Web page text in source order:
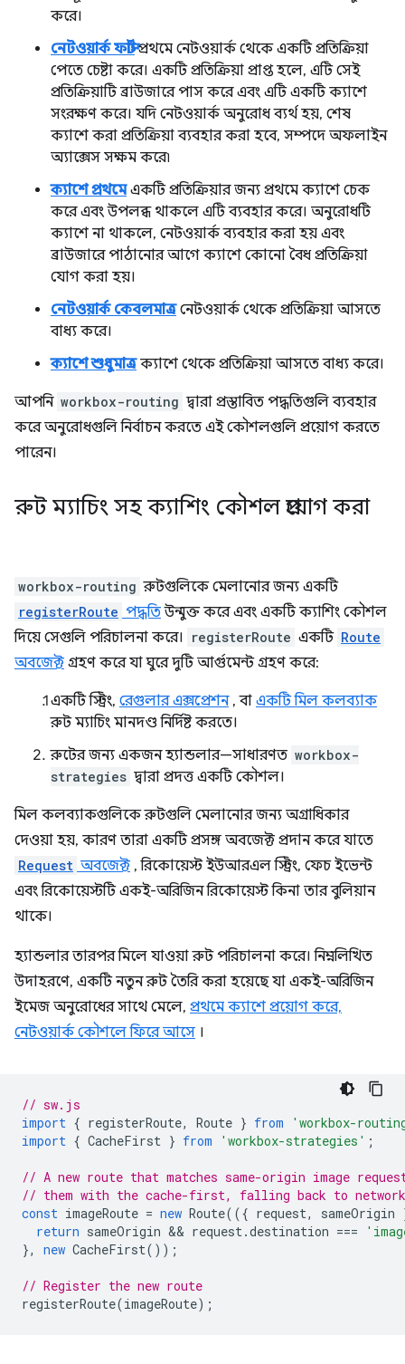
করে।
নেটওয়ার্ক ফার্স্টপ্রথমে নেটওয়ার্ক থেকে একটি প্রতিক্রিয়া
পেতে চেষ্টা করে। একটি প্রতিক্রিয়া প্রাপ্ত হলে, এটি সেই
প্রতিক্রিয়াটি ব্রাউজারে পাস করে এবং এটি একটি ক্যাশে
সংরক্ষণ করে। যদি নেটওয়ার্ক অনুরোধ ব্যর্থ হয়, শেষ
ক্যাশে করা প্রতিক্রিয়া ব্যবহার করা হবে, সম্পদে অফলাইন
অ্যাক্সেস সক্ষম করে৷
ক্যাশে প্রথমেএকটি প্রতিক্রিয়ার জন্য প্রথমে ক্যাশে চেক
করে এবং উপলব্ধ থাকলে এটি ব্যবহার করে। অনুরোধটি
ক্যাশে না থাকলে, নেটওয়ার্ক ব্যবহার করা হয় এবং
ব্রাউজারে পাঠানোর আগে ক্যাশে কোনো বৈধ প্রতিক্রিয়া
যোগ করা হয়।
নেটওয়ার্ক কেবলমাত্রনেটওয়ার্ক থেকে প্রতিক্রিয়া আসতে
বাধ্য করে।
ক্যাশে শুধুমাত্রক্যাশে থেকে প্রতিক্রিয়া আসতে বাধ্য করে।
আপনি workbox-routing দ্বারা প্রস্তাবিত পদ্ধতিগুলি ব্যবহার
করে অনুরোধগুলি নির্বাচন করতে এই কৌশলগুলি প্রয়োগ করতে
পারেন।
রুট ম্যাচিং সহ ক্যাশিং কৌশল প্রয়োগ করা
workbox-routing রুটগুলিকে মেলানোর জন্য একটি
registerRoute পদ্ধতিউন্মুক্ত করে এবং একটি ক্যাশিং কৌশল
দিয়ে সেগুলি পরিচালনা করে। registerRoute একটি Route
অবজেক্ট গ্রহণ করে যা ঘুরে দুটি আর্গুমেন্ট গ্রহণ করে:
একটি স্ট্রিং, রেগুলার এক্সপ্রেশন, বা একটি মিল কলব্যাক
রুট ম্যাচিং মানদণ্ড নির্দিষ্ট করতে।
রুটের জন্য একজন হ্যান্ডলার—সাধারণত workbox-
strategies দ্বারা প্রদত্ত একটি কৌশল।
মিল কলব্যাকগুলিকে রুটগুলি মেলানোর জন্য অগ্রাধিকার
দেওয়া হয়, কারণ তারা একটি প্রসঙ্গ অবজেক্ট প্রদান করে যাতে
Request অবজেক্ট , রিকোয়েস্ট ইউআরএল স্ট্রিং, ফেচ ইভেন্ট
এবং রিকোয়েস্টটি একই-অরিজিন রিকোয়েস্ট কিনা তার বুলিয়ান
থাকে।
হ্যান্ডলার তারপর মিলে যাওয়া রুট পরিচালনা করে। নিম্নলিখিত
উদাহরণে, একটি নতুন রুট তৈরি করা হয়েছে যা একই-অরিজিন
ইমেজ অনুরোধের সাথে মেলে, প্রথমে ক্যাশে প্রয়োগ করে,
নেটওয়ার্ক কৌশলে ফিরে আসে ।
// sw.js
import { registerRoute, Route } from
'workbox-
import { CacheFirst } from 'workbox-strategies' ;
// A new route that matches same-origin image
// them with the cache-first, falling back to
const imageRoute = new Route(({ request, sameOrigin
return sameOrigin && request.destination ===
},
new CacheFirst());
// Register the new route
registerRoute(imageRoute);